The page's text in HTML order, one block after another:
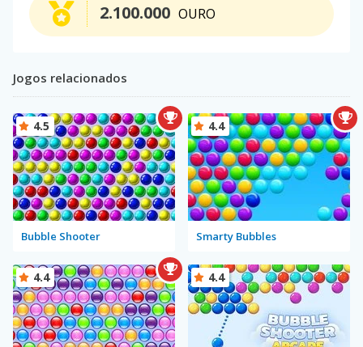
OURO
2.100.000
Jogos relacionados
Bubble Shooter
4.5
Smarty Bubbles
4.4
4.4 4.4